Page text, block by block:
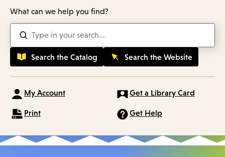
What can we help you find?
keywords
My Account Get a Library Card
Print Get Help